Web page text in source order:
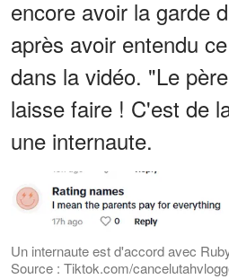
encore avoir la garde
après avoir entendu
dans la vidéo. "Le
laisse faire ! C'est de
une internaute.
Un internaute est d'accord avec
Source : Tiktok.com/